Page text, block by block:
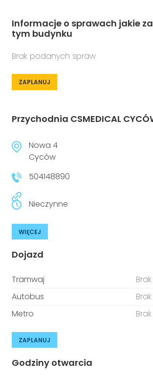
Informacje o sprawach jakie
tym budynku
Brak podanych spraw
ZAPLANUJ
Przychodnia CSMEDICAL
Nowa 4
Cyców
504148890
Nieczynne
WIĘCEJ
Dojazd
Tramwaj
Autobus
Metro
ZAPLANUJ
Godziny otwarcia